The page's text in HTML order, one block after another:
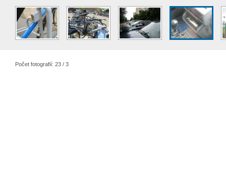
Počet fotografií: 23 / 3